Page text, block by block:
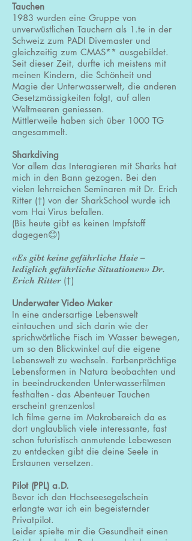
Tauchen
1983 wurden eine Gruppe von
unverwüstlichen Tauchern als 1.te in der
Schweiz zum PADI Divemaster und
gleichzeitig zum CMAS** ausgebildet.
Seit dieser Zeit, durfte ich meistens mit
meinen Kindern, die Schönheit und
Magie der Unterwasserwelt, die anderen
Gesetzmässigkeiten folgt, auf allen
Weltmeeren geniessen.
Mittlerweile haben sich über 1000 TG
angesammelt.
Sharkdiving
Vor allem das Interagieren mit Sharks hat
mich in den Bann gezogen. Bei den
vielen lehrreichen Seminaren mit Dr. Erich
Ritter (†) von der SharkSchool wurde ich
vom Hai Virus befallen.
(Bis heute gibt es keinen Impfstoff
dagegen😊)
«Es gibt keine gefährliche Haie –
lediglich gefährliche Situationen» Dr.
Erich Ritter (†)
Underwater Video Maker
In eine andersartige Lebenswelt
eintauchen und sich darin wie der
sprichwörtliche Fisch im Wasser bewegen,
um so den Blickwinkel auf die eigene
Lebenswelt zu wechseln. Farbenprächtige
Lebensformen in Natura beobachten und
in beeindruckenden Unterwasserfilmen
festhalten - das Abenteuer Tauchen
erscheint grenzenlos!
Ich filme gerne im Makrobereich da es
dort unglaublich viele interessante, fast
schon futuristisch anmutende Lebewesen
zu entdecken gibt die deine Seele in
Erstaunen versetzen.
Pilot (PPL) a.D.
Bevor ich den Hochseesegelschein
erlangte war ich ein begeisternder
Privatpilot.
Leider spielte mir die Gesundheit einen